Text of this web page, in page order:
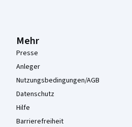
Mehr
Presse
Anleger
Nutzungsbedingungen/AGB
Datenschutz
Hilfe
Barrierefreiheit